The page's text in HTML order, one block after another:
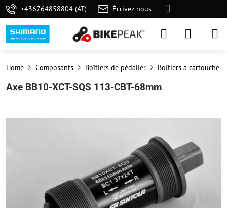
+436764858804 (AT) Écrivez-nous
Home Composants Boîtiers de pédalier Boîtiers à cartouche
Axe BB10-XCT-SQS 113-CBT-68mm